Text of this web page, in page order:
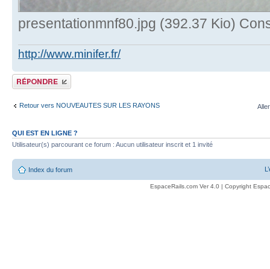
presentationmnf80.jpg (392.37 Kio)
http://www.minifer.fr/
Publier une réponse
Retour vers NOUVEAUTES SUR LES RAYONS
QUI EST EN LIGNE ?
Utilisateur(s) parcourant ce forum : Aucun utilisateur inscrit et 1 invité
Index du forum
EspaceRails.com Ver 4.0 | Copyright